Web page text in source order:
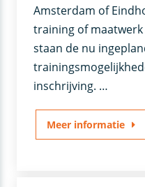
Amsterdam of
training of
staan de nu
inschrijving. …
Meer informatie